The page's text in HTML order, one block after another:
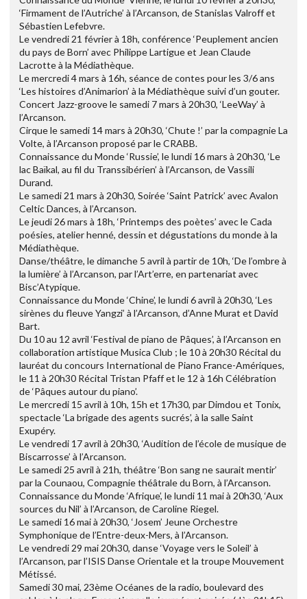
‘Firmament de l’Autriche’ à l’Arcanson, de Stanislas Valroff et
Sébastien Lefebvre.
Le vendredi 21 février à 18h, conférence ‘Peuplement ancien
du pays de Born’ avec Philippe Lartigue et Jean Claude
Lacrotte à la Médiathèque.
Le mercredi 4 mars à 16h, séance de contes pour les 3/6 ans
‘Les histoires d’Animarion’ à la Médiathèque suivi d’un gouter.
Concert Jazz-groove le samedi 7 mars à 20h30, ‘LeeWay’ à
l’Arcanson.
Cirque le samedi 14 mars à 20h30, ‘Chute !’ par la compagnie La
Volte, à l’Arcanson proposé par le CRABB.
Connaissance du Monde ‘Russie’, le lundi 16 mars à 20h30, ‘Le
lac Baïkal, au fil du Transsibérien’ à l’Arcanson, de Vassili
Durand.
Le samedi 21 mars à 20h30, Soirée ‘Saint Patrick’ avec Avalon
Celtic Dances, à l’Arcanson.
Le jeudi 26 mars à 18h, ‘Printemps des poètes’ avec le Cada
poésies, atelier henné, dessin et dégustations du monde à la
Médiathèque.
Danse/théâtre, le dimanche 5 avril à partir de 10h, ‘De l’ombre à
la lumière’ à l’Arcanson, par l’Art’erre, en partenariat avec
Bisc’Atypique.
Connaissance du Monde ‘Chine’, le lundi 6 avril à 20h30, ‘Les
sirènes du fleuve Yangzi’ à l’Arcanson, d’Anne Murat et David
Bart.
Du 10 au 12 avril ‘Festival de piano de Pâques’, à l’Arcanson en
collaboration artistique Musica Club ; le 10 à 20h30 Récital du
lauréat du concours International de Piano France-Amériques,
le 11 à 20h30 Récital Tristan Pfaff et le 12 à 16h Célébration
de ‘Pâques autour du piano’.
Le mercredi 15 avril à 10h, 15h et 17h30, par Dimdou et Tonix,
spectacle ‘La brigade des agents sucrés’, à la salle Saint
Exupéry.
Le vendredi 17 avril à 20h30, ‘Audition de l’école de musique de
Biscarrosse’ à l’Arcanson.
Le samedi 25 avril à 21h, théâtre ‘Bon sang ne saurait mentir’
par la Counaou, Compagnie théâtrale du Born, à l’Arcanson.
Connaissance du Monde ‘Afrique’, le lundi 11 mai à 20h30, ‘Aux
sources du Nil’ à l’Arcanson, de Caroline Riegel.
Le samedi 16 mai à 20h30, ‘Josem’ Jeune Orchestre
Symphonique de l’Entre-deux-Mers, à l’Arcanson.
Le vendredi 29 mai 20h30, danse ‘Voyage vers le Soleil’ à
l’Arcanson, par l’ISIS Danse Orientale et la troupe Mouvement
Métissé.
Samedi 30 mai, 23ème Océanes de la radio, boulevard des